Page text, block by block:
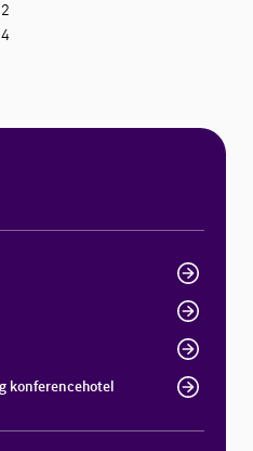
konferencehotel